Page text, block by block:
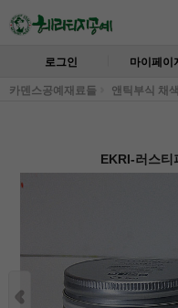
로그인 마이페이
카덴스공예재료들 앤틱부식 채
EKRI-러스티